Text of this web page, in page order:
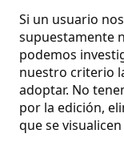
Si un usuario
supuestamente
podemos
nuestro criterio
adoptar. No
por la edición,
que se